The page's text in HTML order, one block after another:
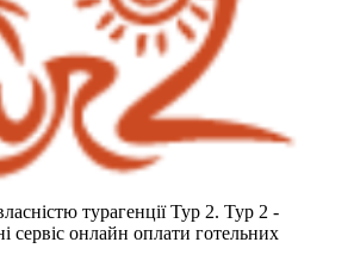
турагенції Тур 2. Тур 2 -
сервіс онлайн оплати готельних